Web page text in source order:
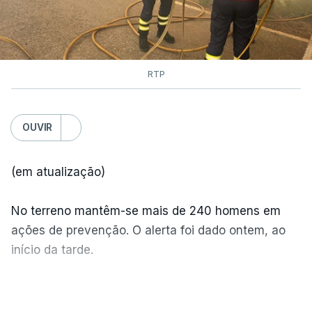
RTP
OUVIR
(em atualização)
No terreno mantêm-se mais de 240 homens em
ações de prevenção. O alerta foi dado ontem, ao
início da tarde.